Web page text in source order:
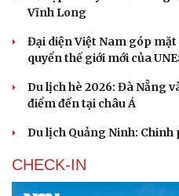
Vĩnh Long
Đại diện Việt Nam góp
quyển thế giới mới của
Du lịch hè 2026: Đà Nẵng
điểm đến tại châu Á
Du lịch Quảng Ninh:
CHECK-IN